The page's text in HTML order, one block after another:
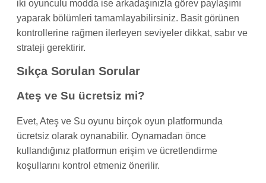
iki oyunculu modda ise arkadaşınızla görev paylaşımı
yaparak bölümleri tamamlayabilirsiniz. Basit görünen
kontrollerine rağmen ilerleyen seviyeler dikkat, sabır ve
strateji gerektirir.
Sıkça Sorulan Sorular
Ateş ve Su ücretsiz mi?
Evet, Ateş ve Su oyunu birçok oyun platformunda
ücretsiz olarak oynanabilir. Oynamadan önce
kullandığınız platformun erişim ve ücretlendirme
koşullarını kontrol etmeniz önerilir.